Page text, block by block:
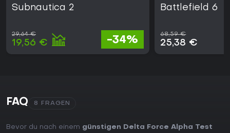
Subnautica 2
29,64 €
19,56 € -34%
Battlefield 6
68,59 €
25,38 €
FAQ 8 FRAGEN
Bevor du nach einem günstigen Delta Force Alpha Test